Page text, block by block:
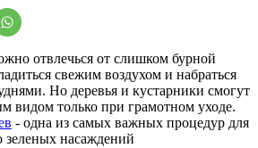
отвлечься от слишком бурной
свежим воздухом и набраться
Но деревья и кустарники смогут
видом только при грамотном уходе.
- одна из самых важных процедур для
зеленых насаждений